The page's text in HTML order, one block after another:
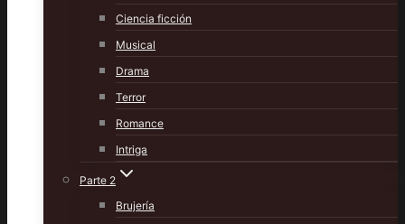
Ciencia ficción
Musical
Drama
Terror
Romance
Intriga
Parte 2
Brujería